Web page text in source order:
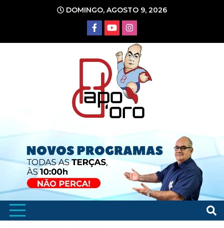
conteúdo
DOMINGO, AGOSTO 9, 2026